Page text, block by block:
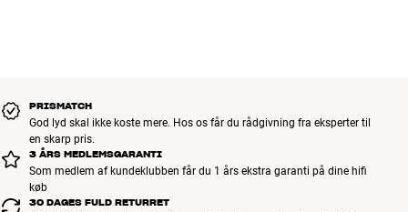
PRISMATCH
God lyd skal ikke koste mere. Hos os får du rådgivning fra eksperter til
en skarp pris.
3 ÅRS MEDLEMSGARANTI
Som medlem af kundeklubben får du 1 års ekstra garanti på dine hifi
køb
30 DAGES FULD RETURRET